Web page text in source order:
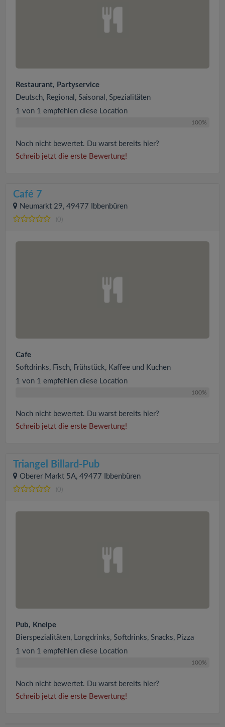
Restaurant, Partyservice
Deutsch, Regional, Saisonal, Spezialitäten
1 von 1 empfehlen diese Location
100%
Noch nicht bewertet. Du warst bereits hier?
Schreib jetzt die erste Bewertung!
Café 7
Neumarkt 29, 49477 Ibbenbüren
(0)
Cafe
Softdrinks, Fisch, Frühstück, Kaffee und Kuchen
1 von 1 empfehlen diese Location
100%
Noch nicht bewertet. Du warst bereits hier?
Schreib jetzt die erste Bewertung!
Triangel Billard-Pub
Oberer Markt 5A, 49477 Ibbenbüren
(0)
Pub, Kneipe
Bierspezialitäten, Longdrinks, Softdrinks, Snacks, Pizza
1 von 1 empfehlen diese Location
100%
Noch nicht bewertet. Du warst bereits hier?
Schreib jetzt die erste Bewertung!